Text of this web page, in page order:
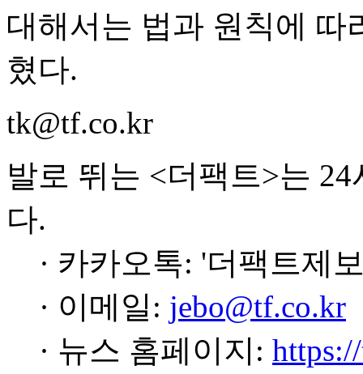
대해서는 법과 원칙에
혔다.
tk@tf.co.kr
발로 뛰는 <더팩트>는
다.
· 카카오톡: '더팩트제
· 이메일: jebo@tf.co.kr
· 뉴스 홈페이지: